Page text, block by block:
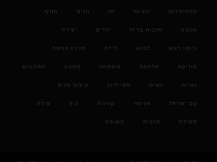
התמודדות זוגיות חג חגים חורף
חנוכה חרבות ברזל ילדים יצירה
כיסוי ראש לבוש לידה מגזין פנימה
מוזיקה מלחמה משפחה מתכון מתכונים
נשיות נשים סטיילינג עיצוב פנים
עם ישראל פנימה קורונה קיץ שירה
תפילה תרבות תשובה